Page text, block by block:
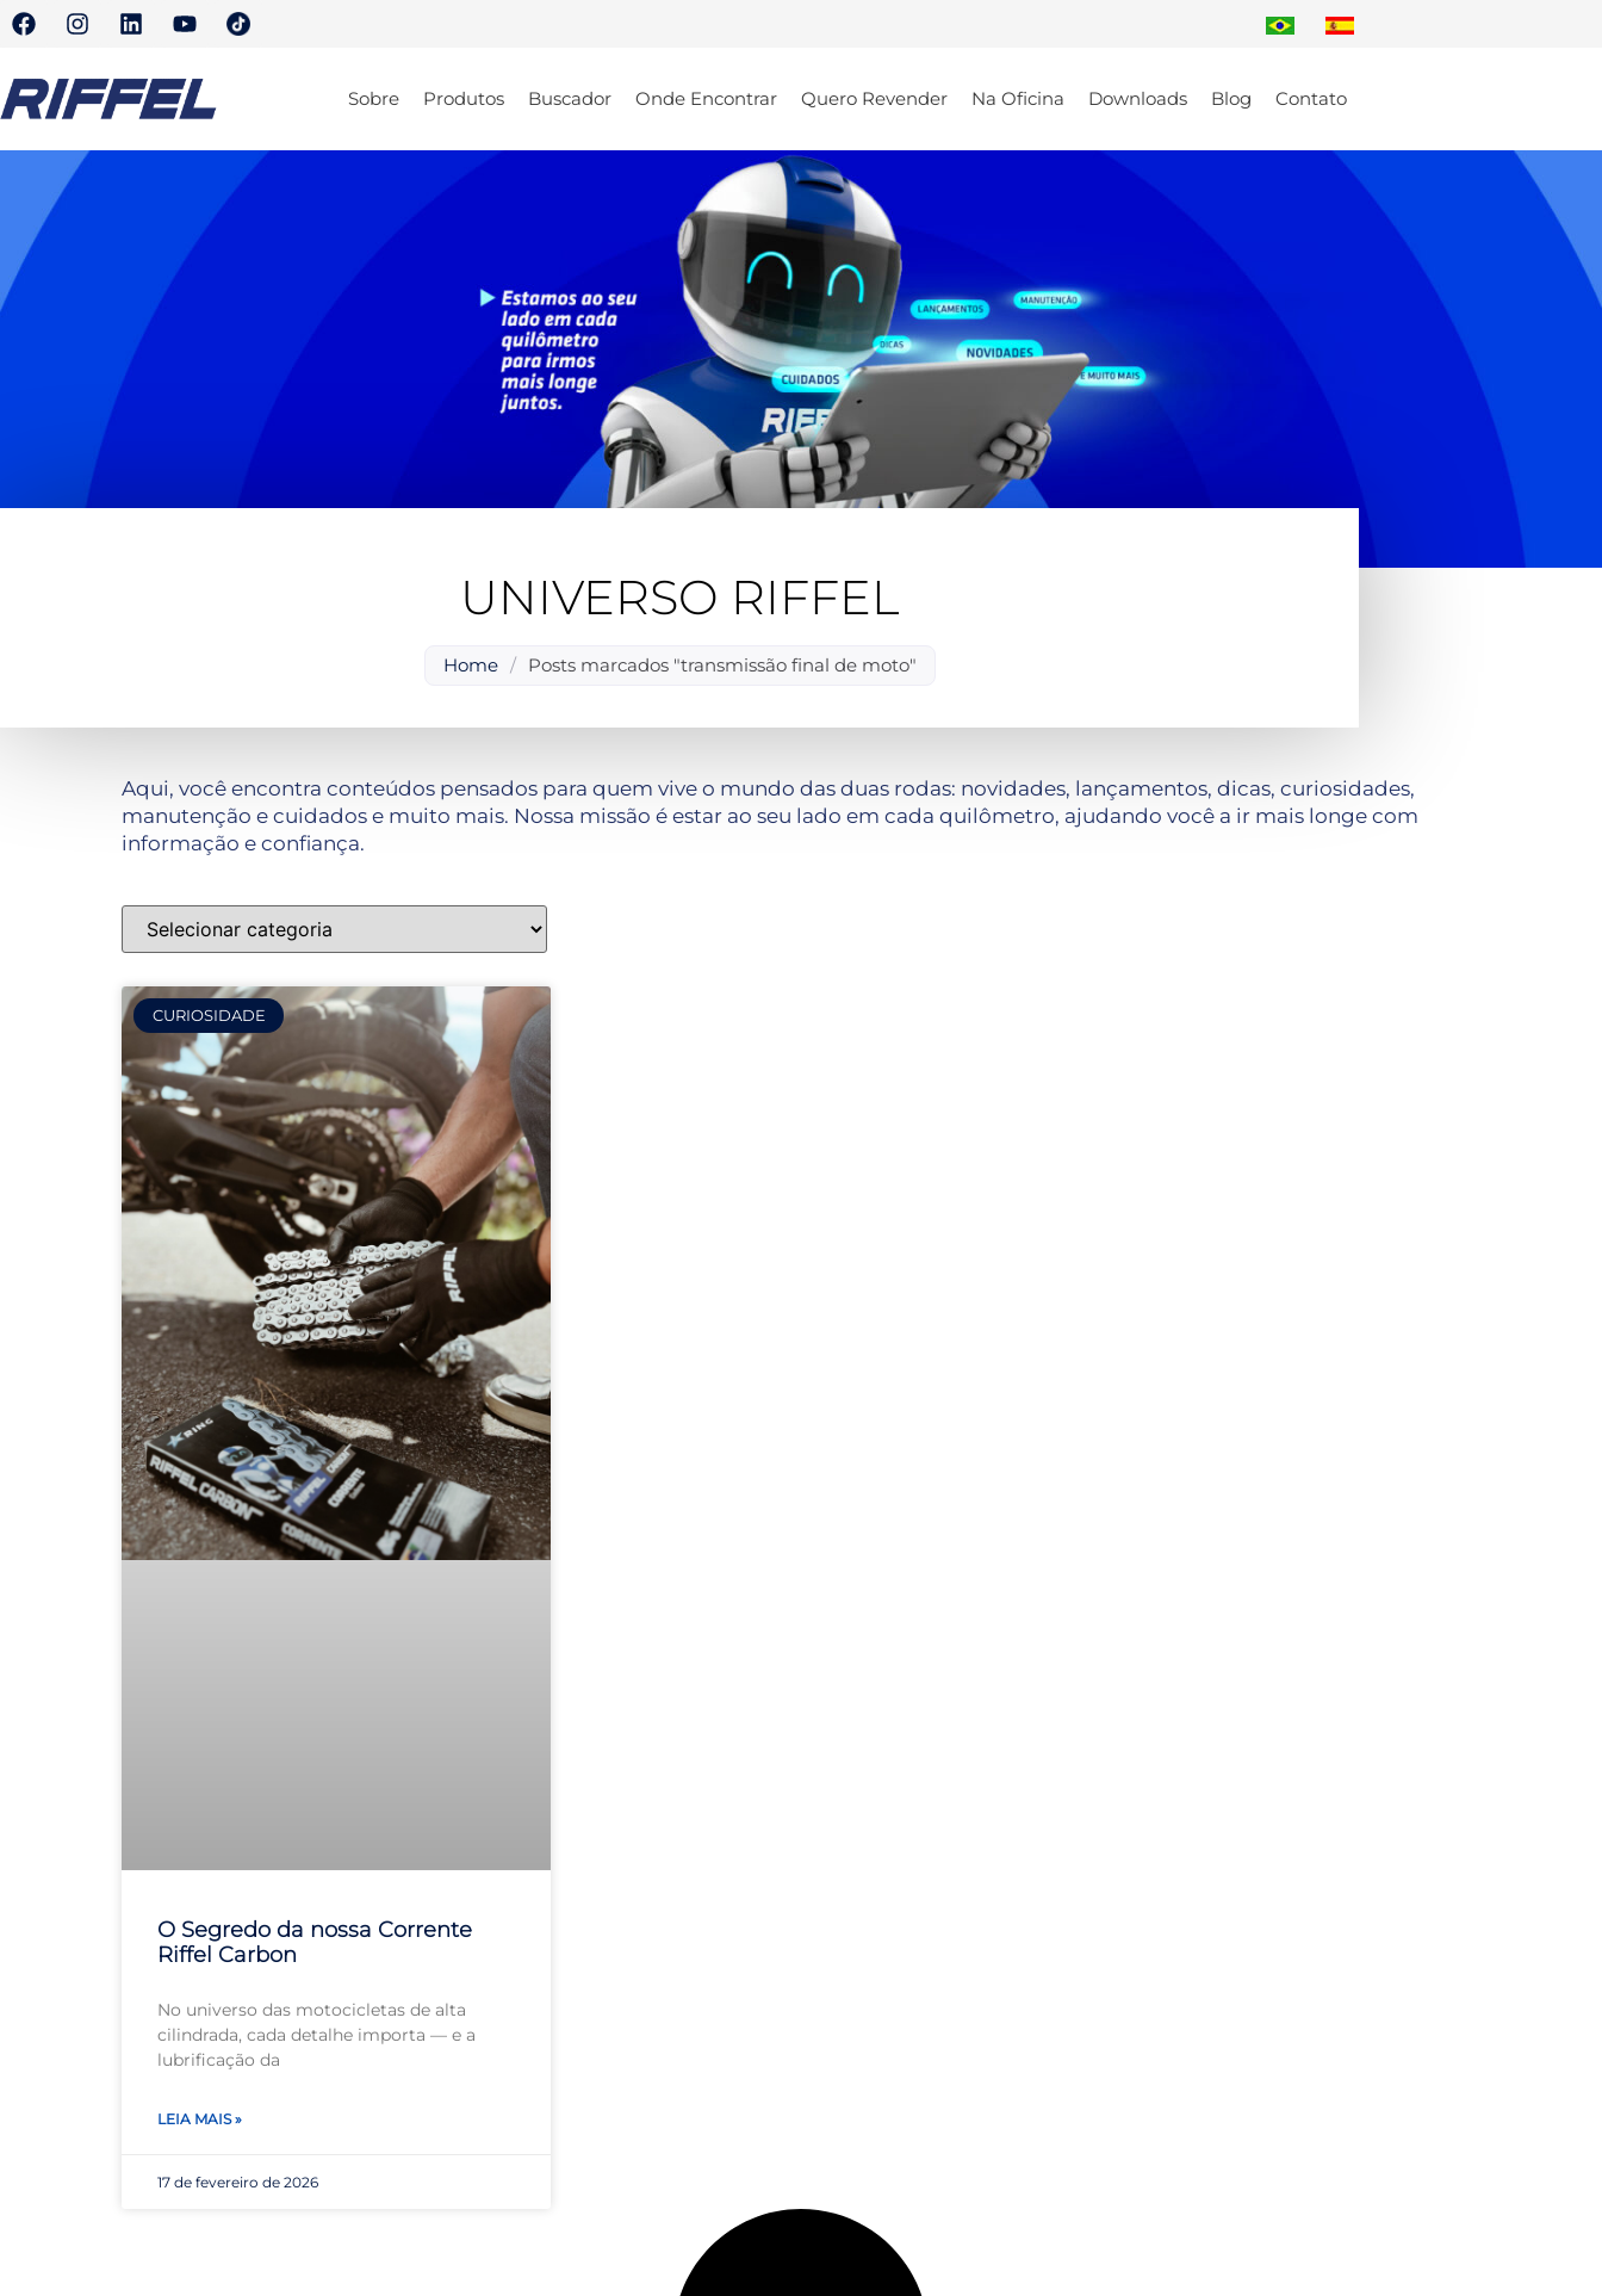
Sobre Produtos Buscador Onde Encontrar Quero Revender Na Oficina Downloads Blog Contato
UNIVERSO RIFFEL
Home / Posts marcados "transmissão final de moto"
Aqui, você encontra conteúdos pensados para quem vive o mundo das duas rodas: novidades, lançamentos, dicas, curiosidades,
manutenção e cuidados e muito mais. Nossa missão é estar ao seu lado em cada quilômetro, ajudando você a ir mais longe com
informação e confiança.
CURIOSIDADE
O Segredo da nossa Corrente
Riffel Carbon
No universo das motocicletas de alta
cilindrada, cada detalhe importa — e a
lubrificação da
LEIA MAIS »
17 de fevereiro de 2026